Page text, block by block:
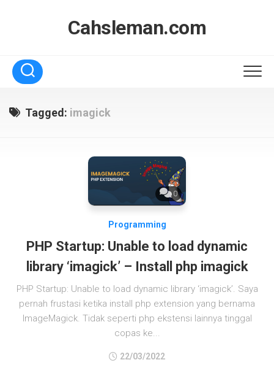
Cahsleman.com
Tagged: imagick
0
Programming
PHP Startup: Unable to load dynamic
library ‘imagick’ – Install php imagick
PHP Startup: Unable to load dynamic library ‘imagick’. Saya
pernah frustasi ketika install php extension yang bernama
ImageMagick. Tidak seperti php ekstensi lainnya tinggal
copas ke...
22/03/2022